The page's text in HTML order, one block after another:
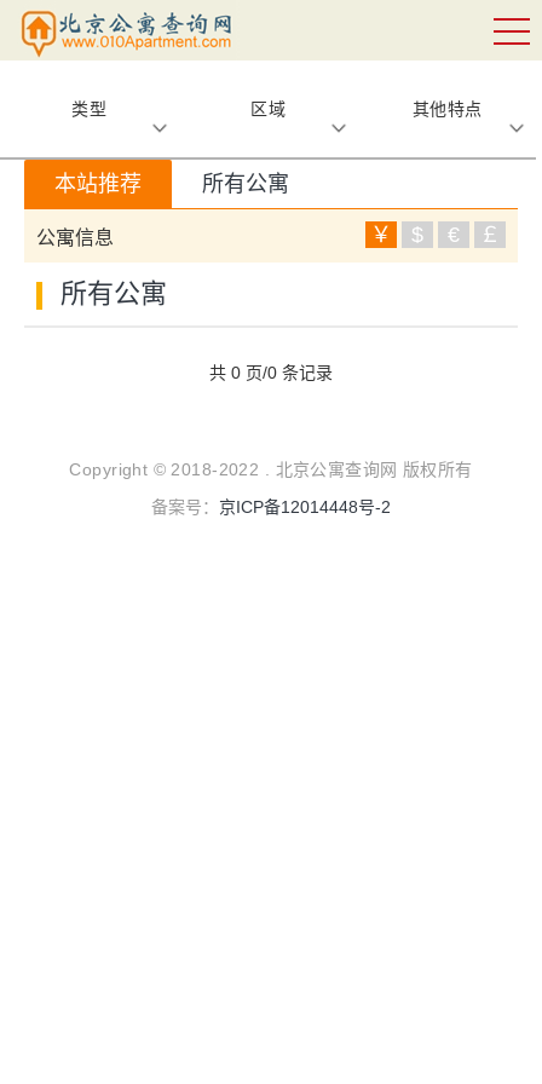
类型 区域 其他特点
本站推荐 所有公寓
公寓信息 ￥ $ € ￡
所有公寓
共 0 页/0 条记录
Copyright © 2018-2022 . 北京公寓查询网 版权所有
备案号： 京ICP备12014448号-2